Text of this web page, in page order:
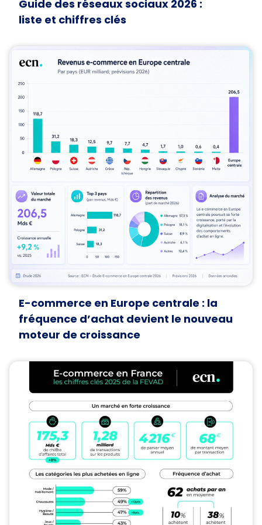
Guide des réseaux sociaux 2026 :
liste et chiffres clés
E-commerce en Europe centrale : la
fréquence d’achat devient le nouveau
moteur de croissance